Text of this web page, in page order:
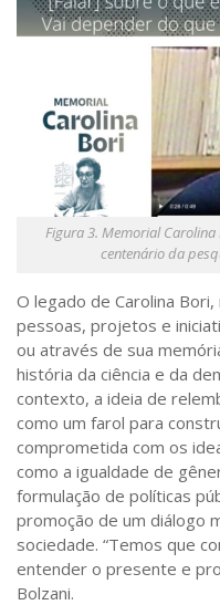
Figura 3. Memorial Carolina
centenário da
O legado de Carolina
pessoas, projetos e
ou através de sua
história da ciência e da
contexto, a ideia de
como um farol para
comprometida com os
como a igualdade de
formulação de políticas
promoção de um diálogo
sociedade. “Temos que
entender o presente e
Bolzani.